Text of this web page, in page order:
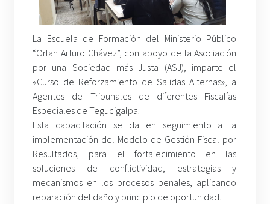
La Escuela de Formación del Ministerio Público
“Orlan Arturo Chávez”, con apoyo de la Asociación
por una Sociedad más Justa (ASJ), imparte el
«Curso de Reforzamiento de Salidas Alternas», a
Agentes de Tribunales de diferentes Fiscalías
Especiales de Tegucigalpa.
Esta capacitación se da en seguimiento a la
implementación del Modelo de Gestión Fiscal por
Resultados, para el fortalecimiento en las
soluciones de conflictividad, estrategias y
mecanismos en los procesos penales, aplicando
reparación del daño y principio de oportunidad.